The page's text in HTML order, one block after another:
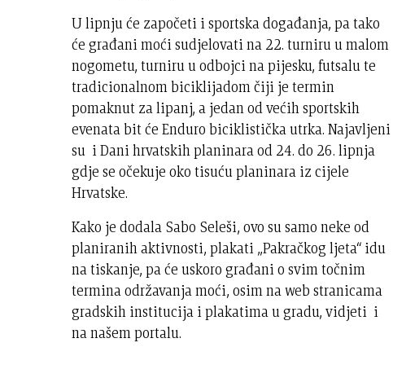
U lipnju će započeti i sportska događanja, pa tako
će građani moći sudjelovati na 22. turniru u malom
nogometu, turniru u odbojci na pijesku, futsalu te
tradicionalnom biciklijadom čiji je termin
pomaknut za lipanj, a jedan od većih sportskih
evenata bit će Enduro biciklistička utrka. Najavljeni
su i Dani hrvatskih planinara od 24. do 26. lipnja
gdje se očekuje oko tisuću planinara iz cijele
Hrvatske.
Kako je dodala Sabo Seleši, ovo su samo neke od
planiranih aktivnosti, plakati „Pakračkog ljeta“ idu
na tiskanje, pa će uskoro građani o svim točnim
termina održavanja moći, osim na web stranicama
gradskih institucija i plakatima u gradu, vidjeti i
na našem portalu.